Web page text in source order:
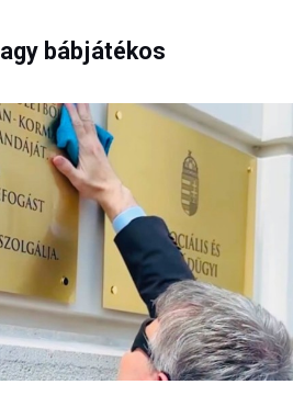
bábjátékos